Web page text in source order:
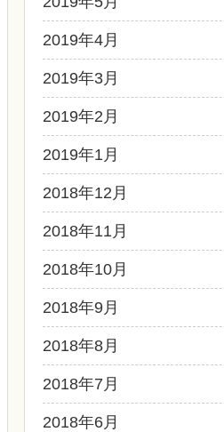
2019年4月
2019年3月
2019年2月
2019年1月
2018年12月
2018年11月
2018年10月
2018年9月
2018年8月
2018年7月
2018年6月